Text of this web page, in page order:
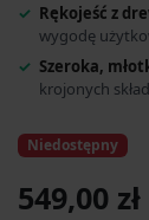
Rękojeść z
wygodę
Szeroka,
krojonych
Niedostępny
549,00 zł